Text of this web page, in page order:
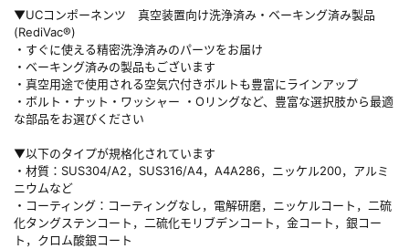
▼UCコンポーネンツ 真空装置向け洗浄済み・ベーキング済み製品
(RediVac®)
・すぐに使える精密洗浄済みのパーツをお届け
・ベーキング済みの製品もございます
・真空用途で使用される空気穴付きボルトも豊富にラインアップ
・ボルト・ナット・ワッシャー ・Oリングなど、豊富な選択肢から最適
な部品をお選びください
▼以下のタイプが規格化されています
・材質：SUS304/A2，SUS316/A4，A4A286，ニッケル200，アルミ
ニウムなど
・コーティング：コーティングなし，電解研磨，ニッケルコート，二硫
化タングステンコート，二硫化モリブデンコート，金コート，銀コー
ト，クロム酸銀コート